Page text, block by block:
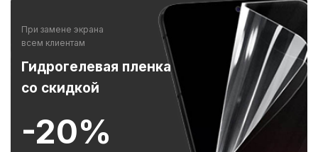
При замене экрана
всем клиентам
Гидрогелевая пленка
со скидкой
-20%